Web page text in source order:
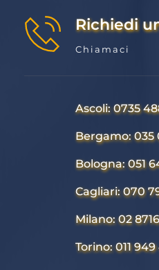
Richiedi
Chiamaci
Ascoli: 0735
Bergamo: 035
Bologna: 051
Cagliari: 070
Milano: 02
Torino: 011 949